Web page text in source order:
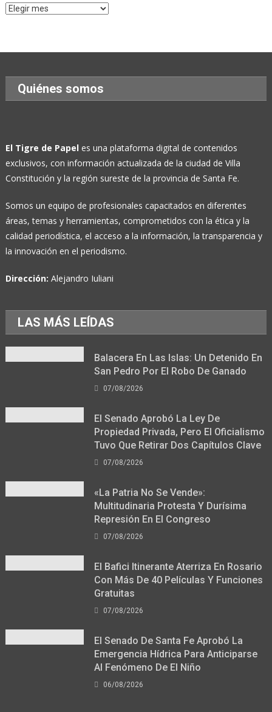
Archivo
Quiénes somos
El Tigre de Papel es una plataforma digital de contenidos
exclusivos, con información actualizada de la ciudad de Villa
Constitución y la región sureste de la provincia de Santa Fe.
Somos un equipo de profesionales capacitados en diferentes
áreas, temas y herramientas, comprometidos con la ética y la
calidad periodística, el acceso a la información, la transparencia y
la innovación en el periodismo.
Dirección:Alejandro Iuliani
LAS MÁS LEÍDAS
Balacera En Las Islas: Un Detenido En
San Pedro Por El Robo De Ganado
07/08/2026
El Senado Aprobó La Ley De
Propiedad Privada, Pero El Oficialismo
Tuvo Que Retirar Dos Capítulos Clave
07/08/2026
«La Patria No Se Vende»:
Multitudinaria Protesta Y Durísima
Represión En El Congreso
07/08/2026
El Bafici Itinerante Aterriza En Rosario
Con Más De 40 Películas Y Funciones
Gratuitas
07/08/2026
El Senado De Santa Fe Aprobó La
Emergencia Hídrica Para Anticiparse
Al Fenómeno De El Niño
06/08/2026